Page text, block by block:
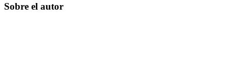
Sobre el autor